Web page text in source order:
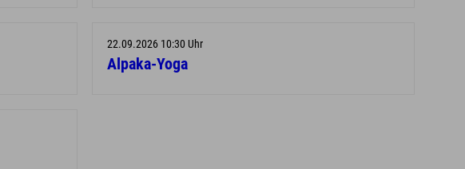
22.09.2026 10:30 Uhr
Alpaka-Yoga